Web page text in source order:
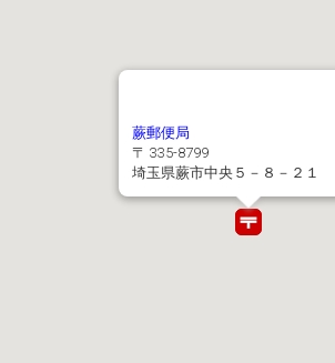
蕨郵便局
〒 335-8799
埼玉県蕨市中央５－８－２１